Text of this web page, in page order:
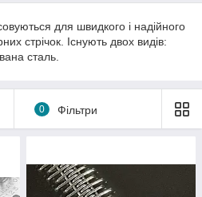
для швидкого і надійного
стрічок. Існують двох видів:
сталь.
0 Фільтри